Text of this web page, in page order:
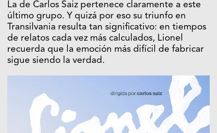
La de Carlos Saiz pertenece claramente a este
último grupo. Y quizá por eso su triunfo en
Transilvania resulta tan significativo: en tiempos
de relatos cada vez más calculados, Lionel
recuerda que la emoción más difícil de fabricar
sigue siendo la verdad.